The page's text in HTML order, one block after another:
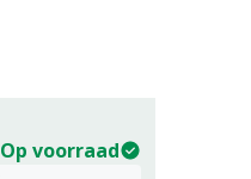
Op voorraad